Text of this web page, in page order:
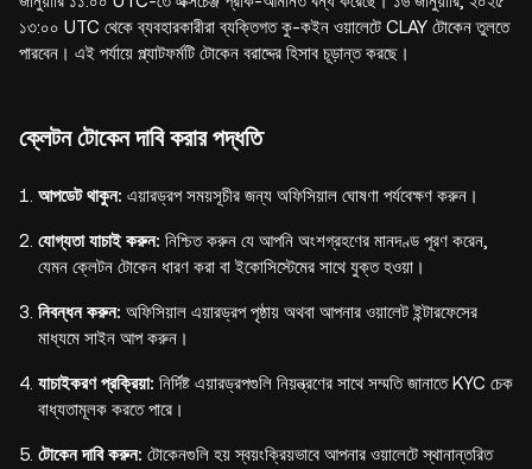
১৩:০০ UTC থেকে ব্যবহারকারীরা ব্যক্তিগত কু-কইন ওয়ালেটে CLAY টোকেন তুলতে
পারবেন। এই পর্যায়ে প্ল্যাটফর্মটি টোকেন বরাদ্দের হিসাব চূড়ান্ত করছে।
ক্লেটন টোকেন দাবি করার পদ্ধতি
আপডেট থাকুন: এয়ারড্রপ সময়সূচীর জন্য অফিসিয়াল ঘোষণা পর্যবেক্ষণ করুন।
যোগ্যতা যাচাই করুন: নিশ্চিত করুন যে আপনি অংশগ্রহণের মানদণ্ড পূরণ করেন,
যেমন ক্লেটন টোকেন ধারণ করা বা ইকোসিস্টেমের সাথে যুক্ত হওয়া।
নিবন্ধন করুন: অফিসিয়াল এয়ারড্রপ পৃষ্ঠায় অথবা আপনার ওয়ালেট ইন্টারফেসের
মাধ্যমে সাইন আপ করুন।
যাচাইকরণ প্রক্রিয়া: নির্দিষ্ট এয়ারড্রপগুলি নিয়ন্ত্রণের সাথে সম্মতি জানাতে KYC চেক
বাধ্যতামূলক করতে পারে।
টোকেন দাবি করুন: টোকেনগুলি হয় স্বয়ংক্রিয়ভাবে আপনার ওয়ালেটে স্থানান্তরিত